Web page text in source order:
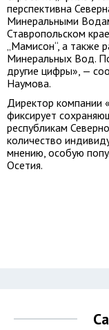
перспективна
Минеральными
Ставропольском
„Мамисон“, а также
Минеральных Вод.
другие цифры», —
Наумова.
Директор компании
фиксирует
республикам
количество
мнению, особую
Осетия.